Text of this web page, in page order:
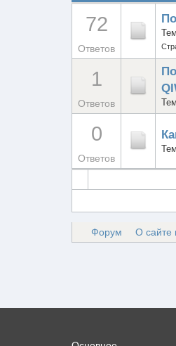
72
Ответов
1
Ответов
0
Ответов
Форум О сайте